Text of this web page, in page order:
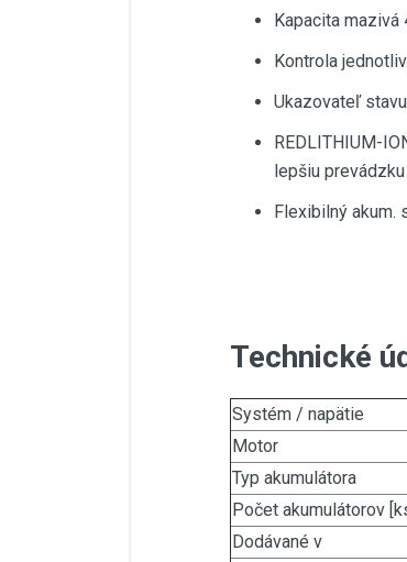
Kapacita
Kontrola
Ukazovateľ
REDLITHIUM-
lepšiu
Flexibilný
Technické
Systém / napätie
Motor
Typ akumulátora
Počet akumulátorov
Dodávané v